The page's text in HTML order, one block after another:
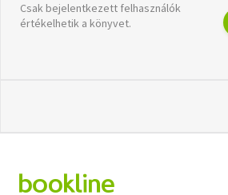
Csak bejelentkezett felhasználók
értékelhetik a könyvet.